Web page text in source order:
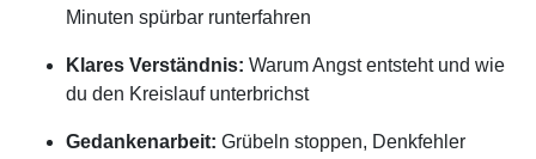
Minuten spürbar runterfahren
Klares Verständnis: Warum Angst entsteht und wie
du den Kreislauf unterbrichst
Gedankenarbeit: Grübeln stoppen, Denkfehler